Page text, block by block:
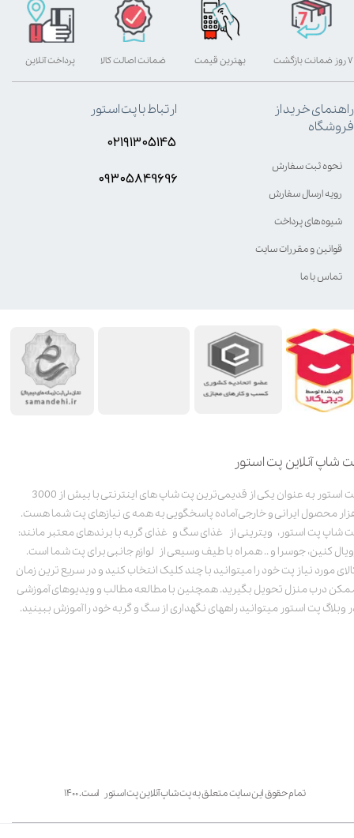
شاپ آنلاین پت استور
پت استور به عنوان یکی از قدیمی‌ترین پت شاپ های اینترنتی با بیش از 3000
محصول ایرانی و خارجی آماده پاسخگویی به همه ی نیازهای پت شما هست.
شاپ پت استور، ویترینی از غذای سگ و غذای گربه با برندهای معتبر مانند:
کنین، جوسرا و .. همراه با طیف وسیعی از لوازم جانبی برای پت شما است.
مورد نیاز پت خود را میتوانید با چند کلیک انتخاب کنید و در سریع ترین زمان
درب منزل تحویل بگیرید. همچنین با مطالعه مطالب و ویدیوهای آموزشی
وبلاگ پت استور میتوانید راههای نگهداری از سگ و گربه خود را آموزش ببینید.
تمام حقوق این سایت متعلق به پت شاپ آنلاین پت استور است. ۱۴۰۰
بهترین قیمت پرداخت آنلاین ۷ روز ضمانت بازگشت ضمانت اصالت کالا
راهنمای خرید از
فروشگاه
نحوه ثبت سفارش
رویه ارسال سفارش
شیوه‌های پرداخت
قوانین و مقررات سایت
تماس با ما
ارتباط با پت استور
۰۲۱۹۱۳۰۵۱۴۵
۰۹۳۰۵8۴9696